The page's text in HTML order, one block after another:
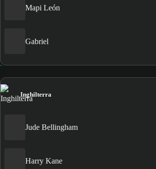
Mapi León
Gabriel
Inghilterra
Jude Bellingham
Harry Kane